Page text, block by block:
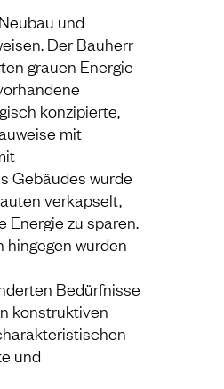
und
Der Bauherr
grauen Energie
konzipierte,
mit
Gebäudes wurde
verkapselt,
Energie zu sparen.
wurden
Bedürfnisse
konstruktiven
und